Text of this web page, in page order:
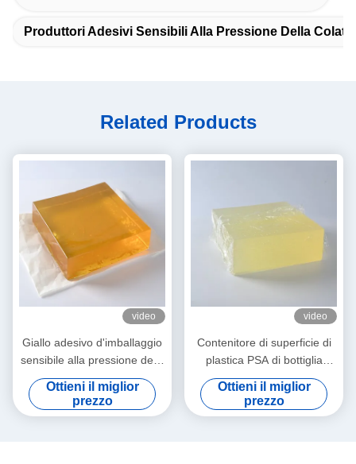
Produttori Adesivi Sensibili Alla Pressione Della Colata
Related Products
video
Giallo adesivo d'imballaggio
sensibile alla pressione della
colata calda per le coperture
di plastica del tessuto
bagnato
Ottieni il miglior
prezzo
video
Contenitore di superficie di
plastica PSA di bottiglia
adesivo per la carta di
etichetta autoadesiva
Ottieni il miglior
prezzo